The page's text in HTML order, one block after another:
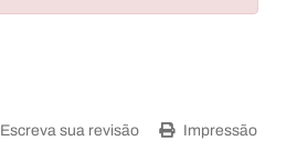
Escreva sua revisão Impressão